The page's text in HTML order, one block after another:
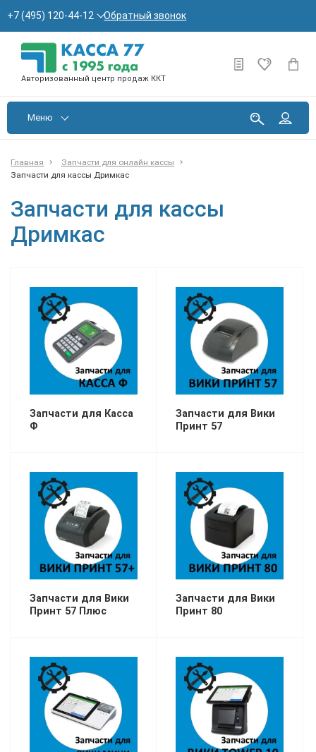
+7 (495) 120-44-12 Обратный звонок
Авторизованный центр продаж ККТ
Меню
Главная
Запчасти для онлайн кассы
Запчасти для кассы Дримкас
Запчасти для кассы
Дримкас
Запчасти для Касса
Ф
Запчасти для Вики
Принт 57
Запчасти для Вики
Принт 57 Плюс
Запчасти для Вики
Принт 80